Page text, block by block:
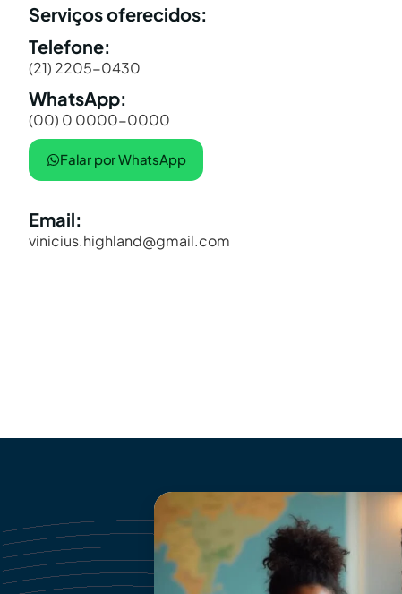
Serviços oferecidos:
Telefone:
(21) 2205-0430
WhatsApp:
(00) 0 0000-0000
Falar por WhatsApp
Email:
vinicius.highland@gmail.com